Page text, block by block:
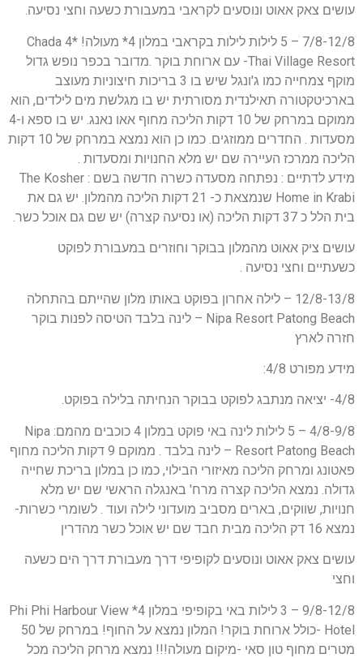
עושים צאק אאוט ונוסעים לקראבי במעבורת כשעה וחצי נסיעה.
7/8-12/8 – 5 לילות לילות בקראבי במלון 4* מעולה! *4 Chada
Thai Village Resort- עם ארוחת בוקר .מדובר בכפר נופש גדול
מוקף צמחייה כמו ג'ונגל שיש בו 3 בריכות חיצוניות מעוצב
בארכיטקטורה תאילנדית מסורתית יש בו מגלשת מים לילדים, הוא
ממוקם במרחק של 10 דקות הליכה מחוף אאו נאנג. יש בו ספא ו-4
מסעדות . החדרים ממוזגים. כמו כן הוא נמצא במרחק של 10 דקות
הליכה ממרכז העיירה שם יש מלא החנויות ומסעדות .
מידע לדתיים : נפתחה מסעדה כשרה חדשה בשם : The Kosher
Home in Krabi שנמצאת כ- 21 דקות הליכה מהמלון. יש גם את
בית הלל כ 37 דקות הליכה (או נסיעה קצרה) יש שם גם אוכל כשר.
עושים ציק אאוט מהמלון בבוקר וחוזרים במעבורת לפוקט
כשעתיים וחצי נסיעה .
12/8-13/8 – לילה אחרון בפוקט באותו מלון שהייתם בהתחלה
Nipa Resort Patong Beach – לינה בלבד הטיסה לפנות בוקר
חזרה לארץ
מידע מפורט 4/8:
4/8- יציאה מנתבג לפוקט בבוקר הנחיתה בלילה בפוקט.
4/8-9/8 – 5 לילות לינה באי פוקט במלון 4 כוכבים מהמם: Nipa
Resort Patong Beach – לינה בלבד . ממוקם 9 דקות הליכה מחוף
פאטונג ומרחק הליכה מאיזורי הבילוי, כמו כן במלון בריכת שחייה
גדולה. נמצא הליכה קצרה מרח' באנגלה הראשי שם יש מלא
חנויות, שווקים, בארים מסביב מועדוני לילה ועוד . לשומרי כשרות-
נמצא 16 דק הליכה מבית חבד שם יש אוכל כשר מהדרין
עושים צאק אאוט ונוסעים לקופיפי דרך מעבורת דרך הים כשעה
וחצי
9/8-12/8 – 3 לילות באי בקופיפי במלון 4* Phi Phi Harbour View
Hotel -כולל ארוחת בוקר! המלון נמצא על החוף! במרחק של 50
מטרים מחוף טון סאי -מיקום מעולה!!! נמצא מרחק הליכה מכל